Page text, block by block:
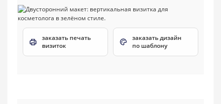
заказать печать
визиток
заказать дизайн
по шаблону